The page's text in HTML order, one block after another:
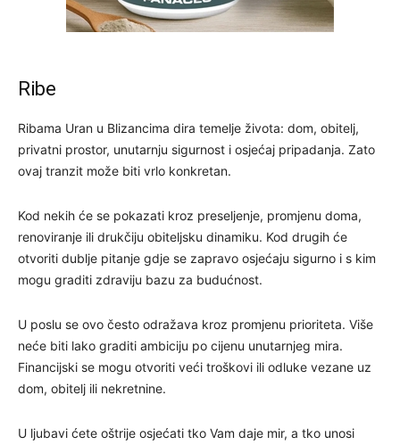
Ribe
Ribama Uran u Blizancima dira temelje života: dom, obitelj,
privatni prostor, unutarnju sigurnost i osjećaj pripadanja. Zato
ovaj tranzit može biti vrlo konkretan.
Kod nekih će se pokazati kroz preseljenje, promjenu doma,
renoviranje ili drukčiju obiteljsku dinamiku. Kod drugih će
otvoriti dublje pitanje gdje se zapravo osjećaju sigurno i s kim
mogu graditi zdraviju bazu za budućnost.
U poslu se ovo često odražava kroz promjenu prioriteta. Više
neće biti lako graditi ambiciju po cijenu unutarnjeg mira.
Financijski se mogu otvoriti veći troškovi ili odluke vezane uz
dom, obitelj ili nekretnine.
U ljubavi ćete oštrije osjećati tko Vam daje mir, a tko unosi